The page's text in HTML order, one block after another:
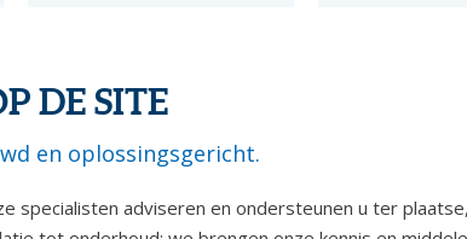
DE SITE
en oplossingsgericht.
adviseren en ondersteunen u ter